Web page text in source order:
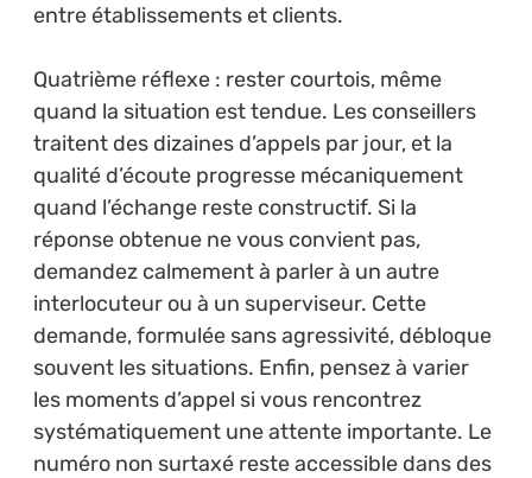
entre établissements et clients.
Quatrième réflexe : rester courtois, même
quand la situation est tendue. Les conseillers
traitent des dizaines d’appels par jour, et la
qualité d’écoute progresse mécaniquement
quand l’échange reste constructif. Si la
réponse obtenue ne vous convient pas,
demandez calmement à parler à un autre
interlocuteur ou à un superviseur. Cette
demande, formulée sans agressivité, débloque
souvent les situations. Enfin, pensez à varier
les moments d’appel si vous rencontrez
systématiquement une attente importante. Le
numéro non surtaxé reste accessible dans des